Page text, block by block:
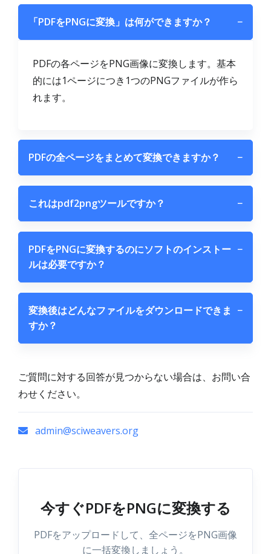
「PDFをPNGに変換」は何ができますか？ −
PDFの各ページをPNG画像に変換します。基本
的には1ページにつき1つのPNGファイルが作ら
れます。
PDFの全ページをまとめて変換できますか？ −
これはpdf2pngツールですか？ −
PDFをPNGに変換するのにソフトのインストー
ルは必要ですか？
−
変換後はどんなファイルをダウンロードできま
すか？
−
ご質問に対する回答が見つからない場合は、お問い合
わせください。
admin@sciweavers.org
今すぐPDFをPNGに変換する
PDFをアップロードして、全ページをPNG画像
に一括変換しましょう。